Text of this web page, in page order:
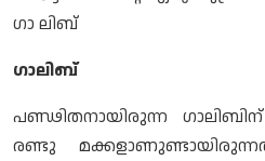
ഗാ ലിബ്
ഗാലിബ്
പണ്ഢിതനായിരുന്ന
രണ്ടു